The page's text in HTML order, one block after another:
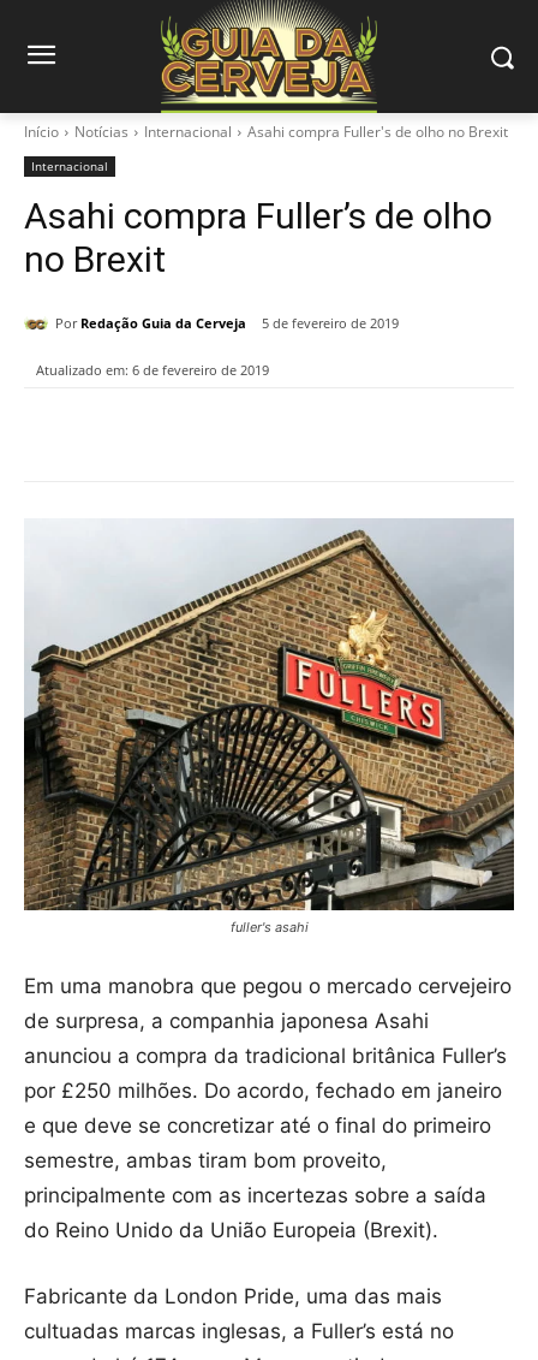
Início Notícias Internacional Asahi compra Fuller's de olho no Brexit
Internacional
Asahi compra Fuller’s de olho
no Brexit
Por Redação Guia da Cerveja 5 de fevereiro de 2019
Atualizado em: 6 de fevereiro de 2019
fuller's asahi
Em uma manobra que pegou o mercado cervejeiro
de surpresa, a companhia japonesa Asahi
anunciou a compra da tradicional britânica Fuller’s
por £250 milhões. Do acordo, fechado em janeiro
e que deve se concretizar até o final do primeiro
semestre, ambas tiram bom proveito,
principalmente com as incertezas sobre a saída
do Reino Unido da União Europeia (Brexit).
Fabricante da London Pride, uma das mais
cultuadas marcas inglesas, a Fuller’s está no